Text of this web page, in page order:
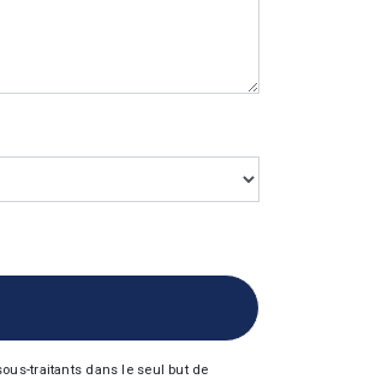
traitants dans le seul but de